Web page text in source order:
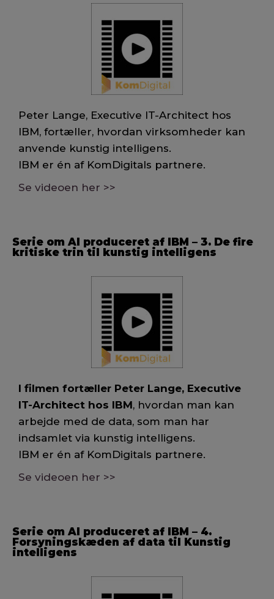
Peter Lange, Executive IT-Architect hos
IBM, fortæller, hvordan virksomheder kan
anvende kunstig intelligens.
IBM er én af KomDigitals partnere.
Se videoen her >>
Serie om AI produceret af IBM – 3. De fire
kritiske trin til kunstig intelligens
I filmen fortæller Peter Lange, Executive
IT-Architect hos IBM, hvordan man kan
arbejde med de data, som man har
indsamlet via kunstig intelligens.
IBM er én af KomDigitals partnere.
Se videoen her >>
Serie om AI produceret af IBM – 4.
Forsyningskæden af data til Kunstig
intelligens